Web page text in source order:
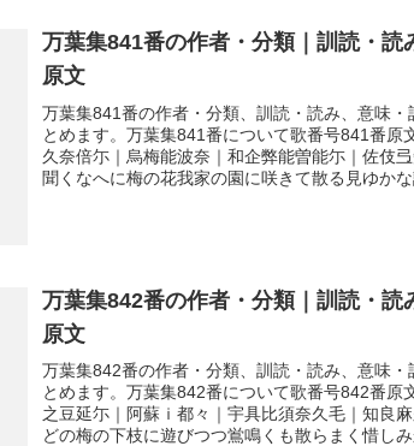
万葉集841番の作者・分類｜訓読・読
原文
万葉集841番の作者・分類、訓読・読み、意味・
とめます。万葉集841番について歌番号841番原
久奈倍尓｜烏梅能波奈｜和企弊能曽能尓｜佐伎
聞くなへに梅の花我家の園に咲きて散る見ゆかな
万葉集842番の作者・分類｜訓読・読
原文
万葉集842番の作者・分類、訓読・読み、意味・
とめます。万葉集842番について歌番号842番原
之豆延尓｜阿蘇ｉ都々｜宇具比須奈久毛｜知良
どの梅の下枝に遊びつつ鴬鳴くも散らまく惜しみ